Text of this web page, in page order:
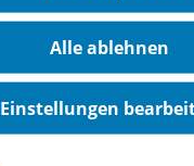
Alle ablehnen
Einstellungen